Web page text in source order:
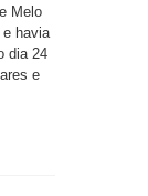
Melo
e havia
dia 24
e